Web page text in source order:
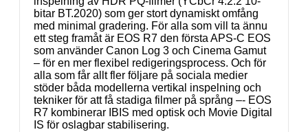
bitar BT.2020) som ger stort dynamiskt omfång
med minimal gradering. För alla som vill ta ännu
ett steg framåt är EOS R7 den första APS-C EOS
som använder Canon Log 3 och Cinema Gamut
– för en mer flexibel redigeringsprocess. Och för
alla som får allt fler följare på sociala medier
stöder båda modellerna vertikal inspelning och
tekniker för att få stadiga filmer på språng –- EOS
R7 kombinerar IBIS med optisk och Movie Digital
IS för oslagbar stabilisering.